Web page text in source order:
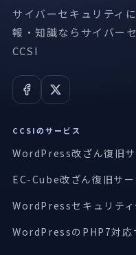
サイバーセキュリティ
報・知識ならサイバー
CCSI
CCSIのサービス
WordPress改ざん復旧
EC-Cube改ざん復旧サー
WordPressセキュリティ
WordPressのPHP7対応